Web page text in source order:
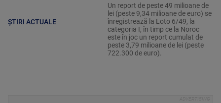
ȘTIRI ACTUALE
Un report de peste 49 milioane de
lei (peste 9,34 milioane de euro) se
înregistrează la Loto 6/49, la
categoria I, în timp ce la Noroc
este în joc un report cumulat de
peste 3,79 milioane de lei (peste
722.300 de euro).